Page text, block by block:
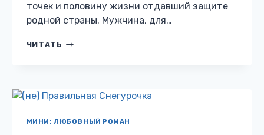
точек и половину жизни отдавший защите
родной страны. Мужчина, для…
ЧИТАТЬ ОБРУЧЕННЫЕ
МИНИ: ЛЮБОВНЫЙ РОМАН